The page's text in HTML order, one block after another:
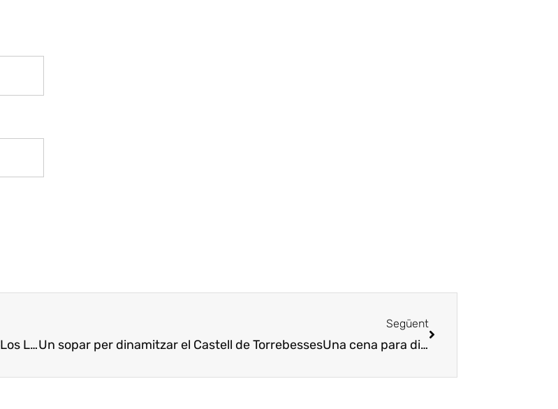
Los Luis Cañas de la Rioja Alavesa en los maridajes de Neo Parc
Següent
Un sopar per dinamitzar el Castell de TorrebessesUna cena para dinamizar el Castillo de Torrebesses